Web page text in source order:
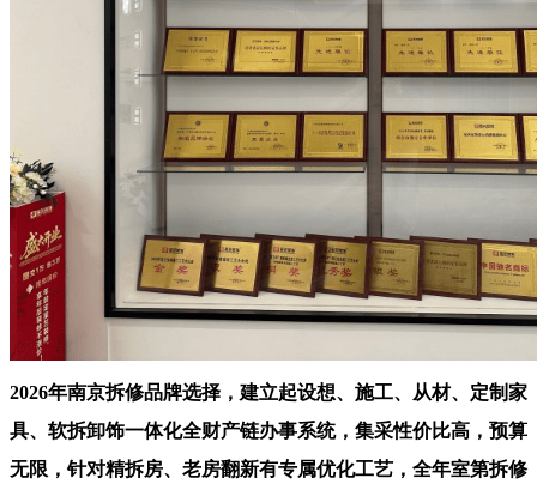
2026年南京拆修品牌选择，建立起设想、施工、从材、定制家
具、软拆卸饰一体化全财产链办事系统，集采性价比高，预算
无限，针对精拆房、老房翻新有专属优化工艺，全年室第拆修